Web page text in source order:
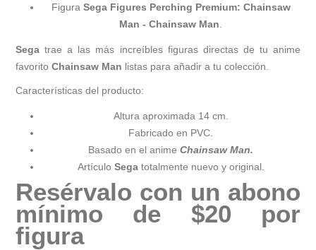
Figura Sega Figures Perching Premium: Chainsaw
Man - Chainsaw Man
Segatrae a las más increíbles figuras directas de tu anime
favoritoChainsaw Man listas para añadir a tu colección.
Características del producto:
Altura aproximada 14 cm.
Fabricado en PVC.
Basado en el anime Chainsaw Man.
Artículo Sega totalmente nuevo y original.
Resérvalo con un abono
mínimo de $20 por
figura